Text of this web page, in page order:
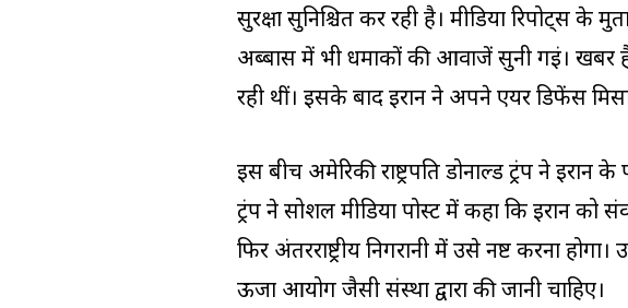
सुरक्षा सुनिश्चित कर रही है। मीडिया रिपोर्ट्स के
अब्बास में भी धमाकों की आवाजें सुनी गईं। खबर है
रही थीं। इसके बाद ईरान ने अपने एयर डिफेंस
इस बीच अमेरिकी राष्ट्रपति डोनाल्ड ट्रंप ने
ट्रंप ने सोशल मीडिया पोस्ट में कहा कि ईरान को
फिर अंतरराष्ट्रीय निगरानी में उसे नष्ट करना
ऊर्जा आयोग जैसी संस्था द्वारा की जानी चाहिए।